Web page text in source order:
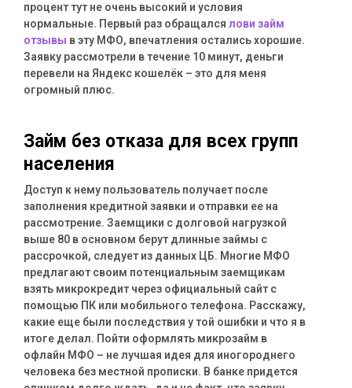
процент тут не очень высокий и условия
нормальные. Первый раз обращался лови займ
отзывы в эту МФО, впечатления остались хорошие.
Заявку рассмотрели в течение 10 минут, деньги
перевели на Яндекс кошелёк – это для меня
огромный плюс.
Займ без отказа для всех групп
населения
Доступ к нему пользователь получает после
заполнения кредитной заявки и отправки ее на
рассмотрение. Заемщики с долговой нагрузкой
выше 80 в основном берут длинные займы с
рассрочкой, следует из данных ЦБ. Многие МФО
предлагают своим потенциальным заемщикам
взять микрокредит через официальный сайт с
помощью ПК или мобильного телефона. Расскажу,
какие еще были последствия у той ошибки и что я в
итоге делал. Пойти оформлять микрозайм в
офлайн МФО – не лучшая идея для иногороднего
человека без местной прописки. В банке придется